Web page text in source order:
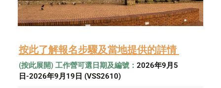
按此了解報名步驟及當地提供的詳情
(按此展開) 工作營可選日期及編號： 2026年9月5
日-2026年9月19日 (VSS2610)